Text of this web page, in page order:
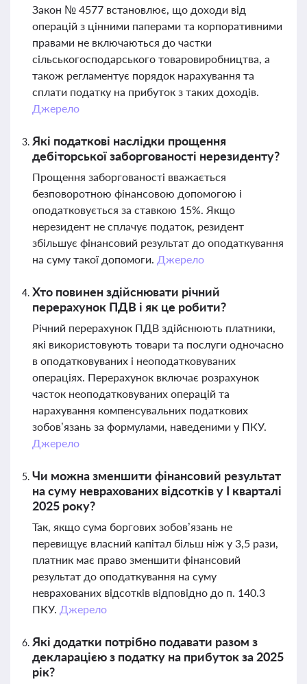
Закон № 4577 встановлює, що доходи від
операцій з цінними паперами та корпоративними
правами не включаються до частки
сільськогосподарського товаровиробництва, а
також регламентує порядок нарахування та
сплати податку на прибуток з таких доходів.
Джерело
Які податкові наслідки прощення
дебіторської заборгованості нерезиденту?
Прощення заборгованості вважається
безповоротною фінансовою допомогою і
оподатковується за ставкою 15%. Якщо
нерезидент не сплачує податок, резидент
збільшує фінансовий результат до оподаткування
на суму такої допомоги. Джерело
Хто повинен здійснювати річний
перерахунок ПДВ і як це робити?
Річний перерахунок ПДВ здійснюють платники,
які використовують товари та послуги одночасно
в оподатковуваних і неоподатковуваних
операціях. Перерахунок включає розрахунок
часток неоподатковуваних операцій та
нарахування компенсувальних податкових
зобов’язань за формулами, наведеними у ПКУ.
Джерело
Чи можна зменшити фінансовий результат
на суму неврахованих відсотків у І кварталі
2025 року?
Так, якщо сума боргових зобов’язань не
перевищує власний капітал більш ніж у 3,5 рази,
платник має право зменшити фінансовий
результат до оподаткування на суму
неврахованих відсотків відповідно до п. 140.3
ПКУ. Джерело
Які додатки потрібно подавати разом з
декларацією з податку на прибуток за 2025
рік?